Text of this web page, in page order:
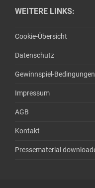
WEITERE LINKS:
Cookie-Übersicht
Datenschutz
Gewinnspiel-Bedingungen
Impressum
AGB
Kontakt
Pressematerial